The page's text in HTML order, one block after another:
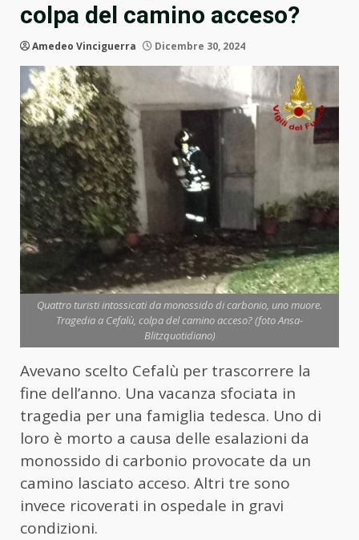
colpa del camino acceso?
Amedeo Vinciguerra Dicembre 30, 2024
Quattro turisti intossicati da monossido di carbonio, uno muore.
Tragedia a Cefalù, colpa del camino acceso? (foto Ansa-
Blitzquotidiano)
Avevano scelto Cefalù per trascorrere la
fine dell’anno. Una vacanza sfociata in
tragedia per una famiglia tedesca. Uno di
loro è morto a causa delle esalazioni da
monossido di carbonio provocate da un
camino lasciato acceso. Altri tre sono
invece ricoverati in ospedale in gravi
condizioni.